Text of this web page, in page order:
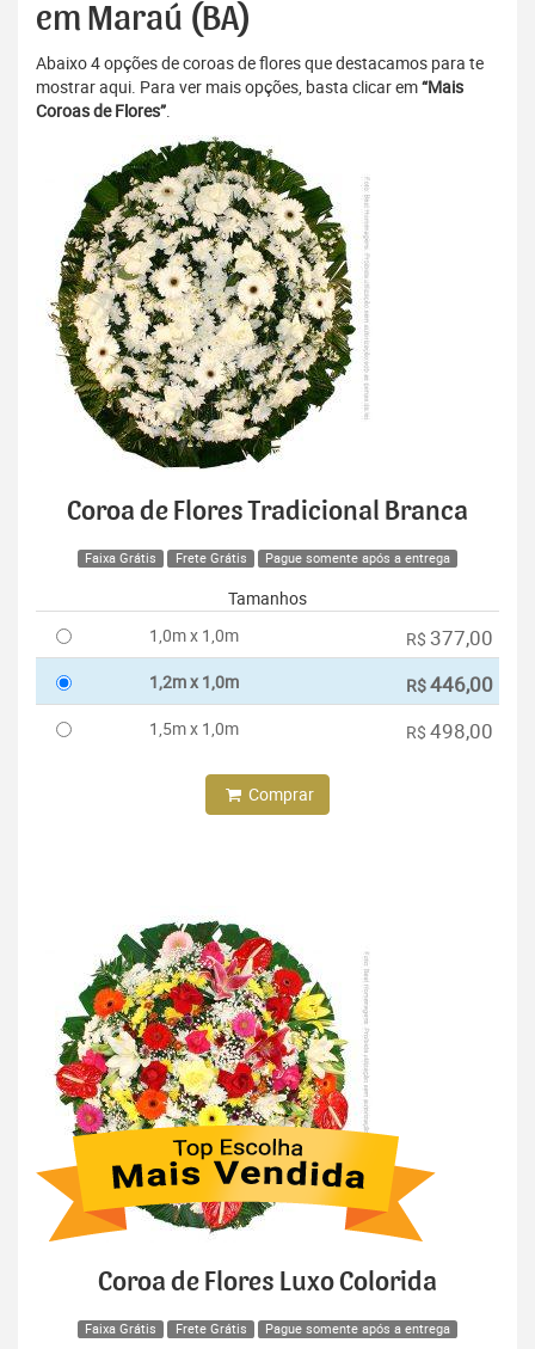
em Maraú (BA)
Abaixo 4 opções de coroas de flores que destacamos para te
mostrar aqui. Para ver mais opções, basta clicar em“Mais
Coroas de Flores”.
Coroa de Flores Tradicional Branca
Faixa Grátis Frete Grátis Pague somente após a entrega
Tamanhos
1,0m x 1,0m
R$ 377,00
1,2m x 1,0m R$446,00
1,5m x 1,0m R$ 498,00
Comprar
Coroa de Flores Luxo Colorida
Faixa Grátis Frete Grátis Pague somente após a entrega